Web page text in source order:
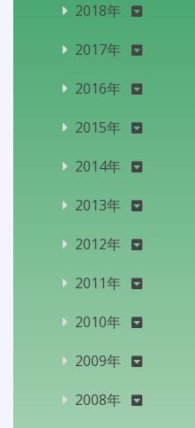
2018年
2017年
2016年
2015年
2014年
2013年
2012年
2011年
2010年
2009年
2008年